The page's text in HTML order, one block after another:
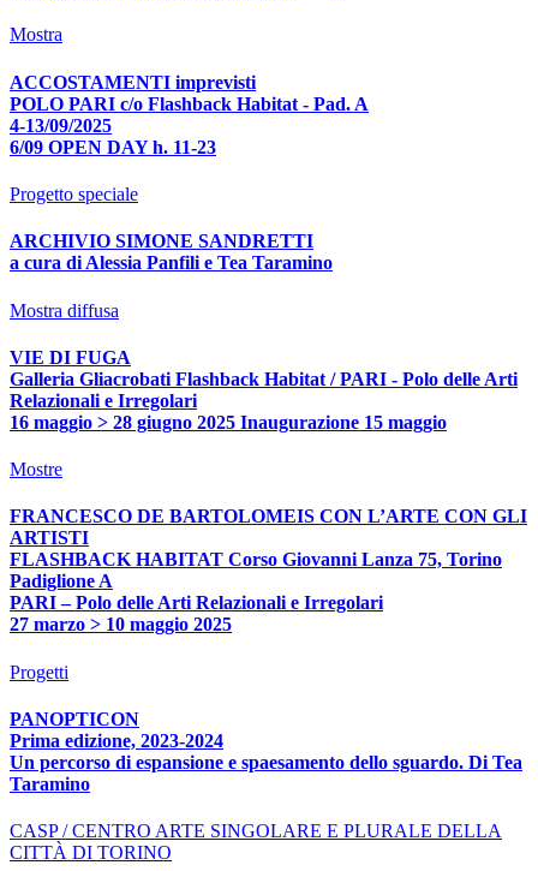
Mostra
ACCOSTAMENTI imprevisti
POLO PARI c/o Flashback Habitat - Pad. A
4-13/09/2025
6/09 OPEN DAY h. 11-23
Progetto speciale
ARCHIVIO SIMONE SANDRETTI
a cura di Alessia Panfili e Tea Taramino
Mostra diffusa
VIE DI FUGA
Galleria Gliacrobati Flashback Habitat / PARI - Polo delle Arti
Relazionali e Irregolari
16 maggio > 28 giugno 2025 Inaugurazione 15 maggio
Mostre
FRANCESCO DE BARTOLOMEIS CON L’ARTE CON GLI
ARTISTI
FLASHBACK HABITAT Corso Giovanni Lanza 75, Torino
Padiglione A
PARI – Polo delle Arti Relazionali e Irregolari
27 marzo > 10 maggio 2025
Progetti
PANOPTICON
Prima edizione, 2023-2024
Un percorso di espansione e spaesamento dello sguardo. Di Tea
Taramino
CASP / CENTRO ARTE SINGOLARE E PLURALE DELLA
CITTÀ DI TORINO